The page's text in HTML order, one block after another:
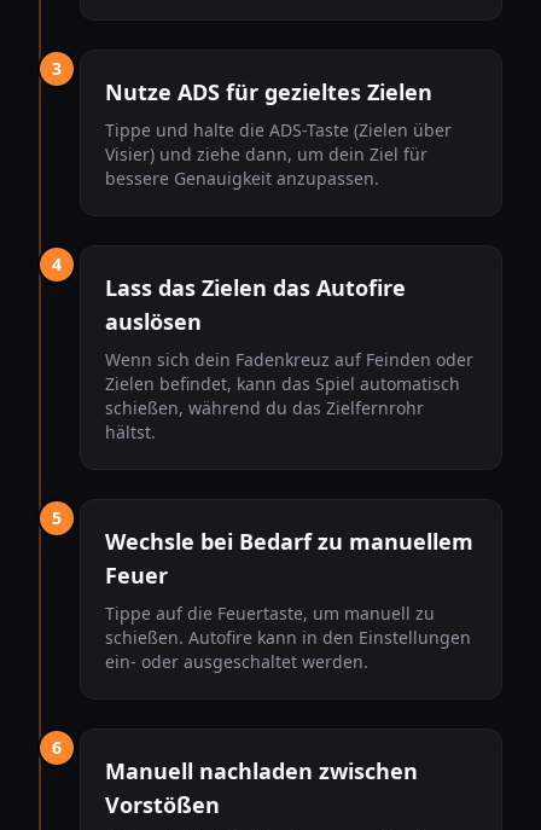
3
Nutze ADS für gezieltes Zielen
Tippe und halte die ADS-Taste (Zielen über
Visier) und ziehe dann, um dein Ziel für
bessere Genauigkeit anzupassen.
4
Lass das Zielen das Autofire
auslösen
Wenn sich dein Fadenkreuz auf Feinden oder
Zielen befindet, kann das Spiel automatisch
schießen, während du das Zielfernrohr
hältst.
5
Wechsle bei Bedarf zu manuellem
Feuer
Tippe auf die Feuertaste, um manuell zu
schießen. Autofire kann in den Einstellungen
ein- oder ausgeschaltet werden.
6
Manuell nachladen zwischen
Vorstößen